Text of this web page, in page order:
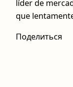
líder de
que
Поделиться